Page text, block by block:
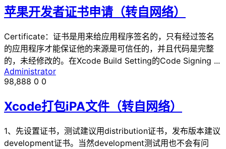
苹果开发者证书申请（转自网络）
Certificate：证书是用来给应用程序签名的，只有经过签名
的应用程序才能保证他的来源是可信任的，并且代码是完整
的，未经修改的。在Xcode Build Setting的Code Signing ...
Administrator
98,888 0 0
Xcode打包iPA文件（转自网络）
1、先设置证书，测试建议用distribution证书，发布版本建议
development证书。当然development测试用也不会有问